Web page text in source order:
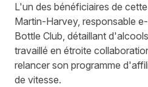
L'un des bénéficiaires de
Martin-Harvey, responsable
Bottle Club, détaillant
travaillé en étroite
relancer son programme
de vitesse.